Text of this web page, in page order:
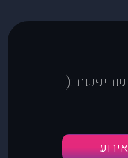
שחיפשת :(